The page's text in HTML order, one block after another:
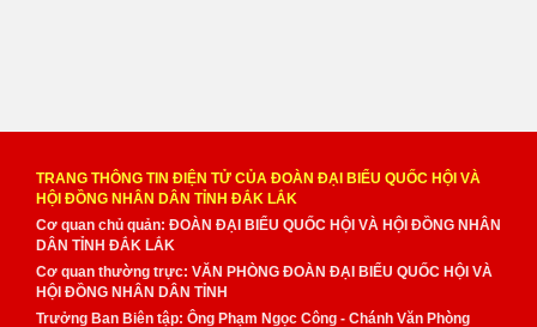
TRANG THÔNG TIN ĐIỆN TỬ CỦA ĐOÀN ĐẠI BIỂU QUỐC HỘI VÀ
HỘI ĐỒNG NHÂN DÂN TỈNH ĐẮK LẮK
Cơ quan chủ quản: ĐOÀN ĐẠI BIỂU QUỐC HỘI VÀ HỘI ĐỒNG NHÂN
DÂN TỈNH ĐẮK LẮK
Cơ quan thường trực: VĂN PHÒNG ĐOÀN ĐẠI BIỂU QUỐC HỘI VÀ
HỘI ĐỒNG NHÂN DÂN TỈNH
Trưởng Ban Biên tập: Ông Phạm Ngọc Công - Chánh Văn Phòng